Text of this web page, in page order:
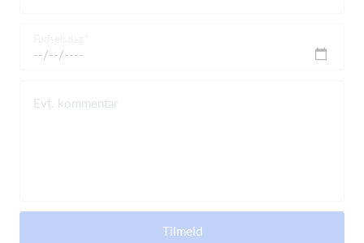
Evt. kommentar
Tilmeld